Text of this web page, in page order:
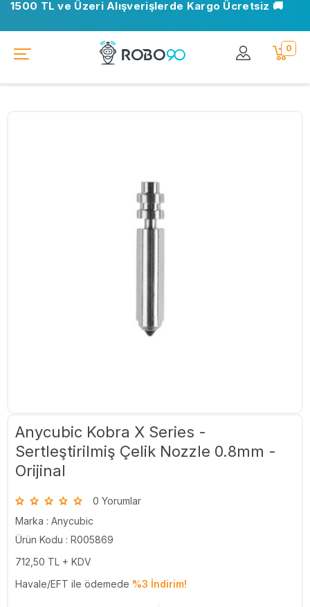
1500 TL ve Üzeri Alışverişlerde Kargo Ücretsiz 🚚
0
Anycubic Kobra X Series -
Sertleştirilmiş Çelik Nozzle 0.8mm -
Orijinal
0 Yorumlar
Marka : Anycubic
Ürün Kodu : R005869
712,50 TL + KDV
Havale/EFT ile ödemede %3 İndirim!